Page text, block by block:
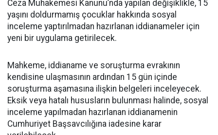
Ceza Muhakemesi Kanunu’nda yapılan değişiklikle, 15
yaşını doldurmamış çocuklar hakkında sosyal
inceleme yaptırılmadan hazırlanan iddianameler için
yeni bir uygulama getirilecek.
Mahkeme, iddianame ve soruşturma evrakının
kendisine ulaşmasının ardından 15 gün içinde
soruşturma aşamasına ilişkin belgeleri inceleyecek.
Eksik veya hatalı hususların bulunması halinde, sosyal
inceleme yapılmadan hazırlanan iddianamenin
Cumhuriyet Başsavcılığına iadesine karar